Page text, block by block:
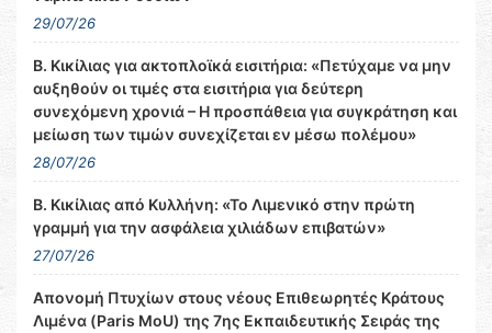
29/07/26
Β. Κικίλιας για ακτοπλοϊκά εισιτήρια: «Πετύχαμε να μην
αυξηθούν οι τιμές στα εισιτήρια για δεύτερη
συνεχόμενη χρονιά – Η προσπάθεια για συγκράτηση και
μείωση των τιμών συνεχίζεται εν μέσω πολέμου»
28/07/26
Β. Κικίλιας από Κυλλήνη: «Το Λιμενικό στην πρώτη
γραμμή για την ασφάλεια χιλιάδων επιβατών»
27/07/26
Απονομή Πτυχίων στους νέους Επιθεωρητές Κράτους
Λιμένα (Paris MoU) της 7ης Εκπαιδευτικής Σειράς της